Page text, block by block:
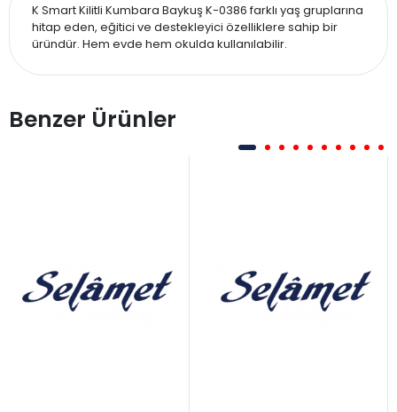
K Smart Kilitli Kumbara Baykuş K-0386 farklı yaş gruplarına
hitap eden, eğitici ve destekleyici özelliklere sahip bir
üründür. Hem evde hem okulda kullanılabilir.
Benzer Ürünler